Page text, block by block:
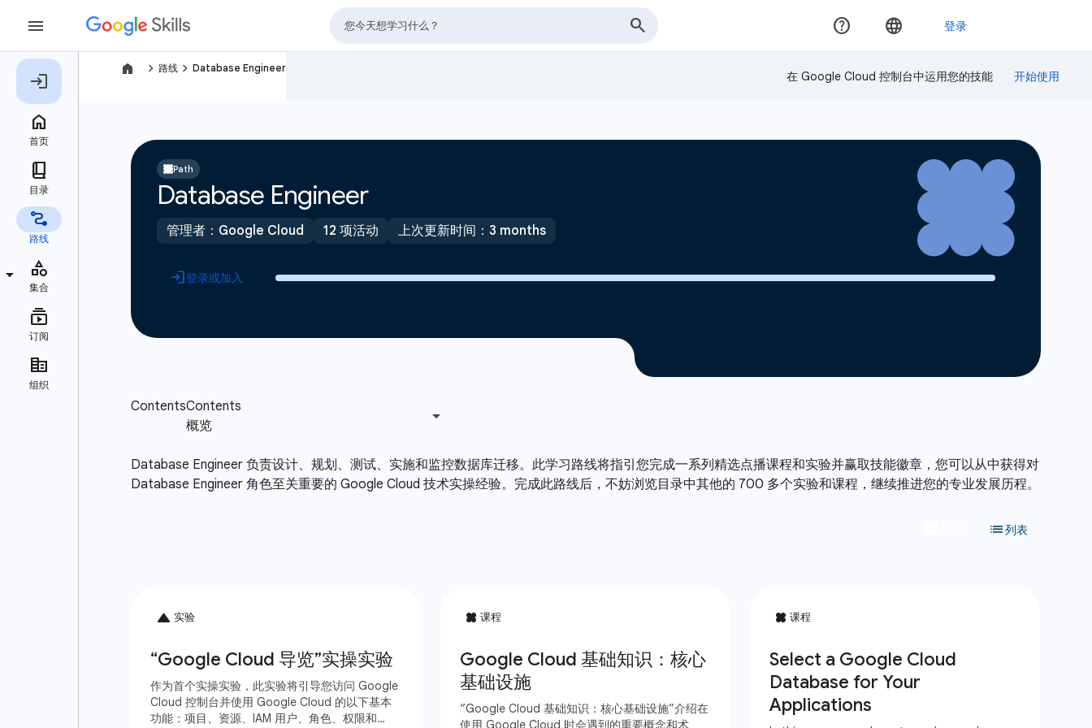
navigate_next 路线 navigate_next Database Engineer
在 Google Cloud 控制台中运用您的技能
Path
Database Engineer
管理者：Google Cloud 12 项活动 上次更新时间：3 months
登录或加入
Database Engineer 负责设计、规划、测试、实施和监控数据库迁移。此学习路线将指引您完成一系列精选点播课程和实验并赢取技能徽章，您可以从中获得对
Database Engineer 角色至关重要的 Google Cloud 技术实操经验。完成此路线后，不妨浏览目录中其他的 700 多个实验和课程，继续推进您的专业发展历程。